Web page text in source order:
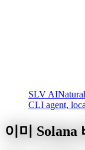
SLV AI
CLI agent,
이미 Solana